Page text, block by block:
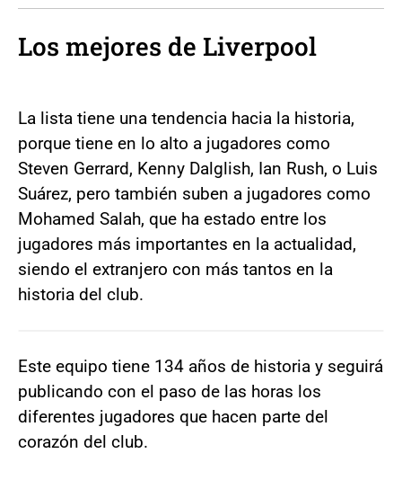
Los mejores de Liverpool
La lista tiene una tendencia hacia la historia,
porque tiene en lo alto a jugadores como
Steven Gerrard, Kenny Dalglish, Ian Rush, o Luis
Suárez, pero también suben a jugadores como
Mohamed Salah, que ha estado entre los
jugadores más importantes en la actualidad,
siendo el extranjero con más tantos en la
historia del club.
Este equipo tiene 134 años de historia y seguirá
publicando con el paso de las horas los
diferentes jugadores que hacen parte del
corazón del club.